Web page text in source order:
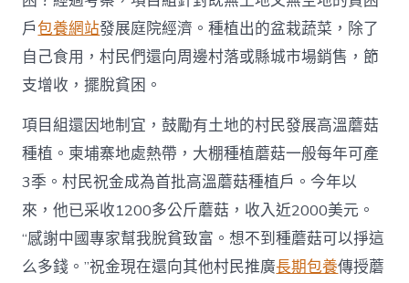
戶包養網站發展庭院經濟。種植出的盆栽蔬菜，除了
自己食用，村民們還向周邊村落或縣城市場銷售，節
支增收，擺脫貧困。
項目組還因地制宜，鼓勵有土地的村民發展高溫蘑菇
種植。柬埔寨地處熱帶，大棚種植蘑菇一般每年可產
3季。村民祝金成為首批高溫蘑菇種植戶。今年以
來，他已采收1200多公斤蘑菇，收入近2000美元。
“感謝中國專家幫我脫貧致富。想不到種蘑菇可以掙這
么多錢。”祝金現在還向其他村民推廣長期包養傳授蘑